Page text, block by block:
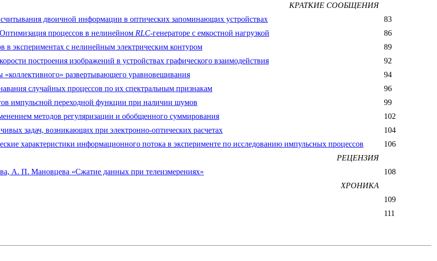
КРАТКИЕ СООБЩЕНИЯ
двоичной информации в оптических запоминающих устройствах
83
процессов в нелинейном RLC-генераторе с емкостной нагрузкой
86
экспериментах с нелинейным электрическим контуром
89
построения изображений в устройствах графического взаимодействия
92
развертывающего уравновешивания
94
случайных процессов по их спектральным признакам
96
импульсной переходной функции при наличии шумов
99
методов регуляризации и обобщенного суммирования
102
задач, возникающих при электронно-оптических расчетах
104
характеристики информационного потока в эксперименте по исследованию импульсных процессов
106
РЕЦЕНЗИЯ
А. П. Мановцева «Сжатие данных при телеизмерениях»
108
ХРОНИКА
109
111